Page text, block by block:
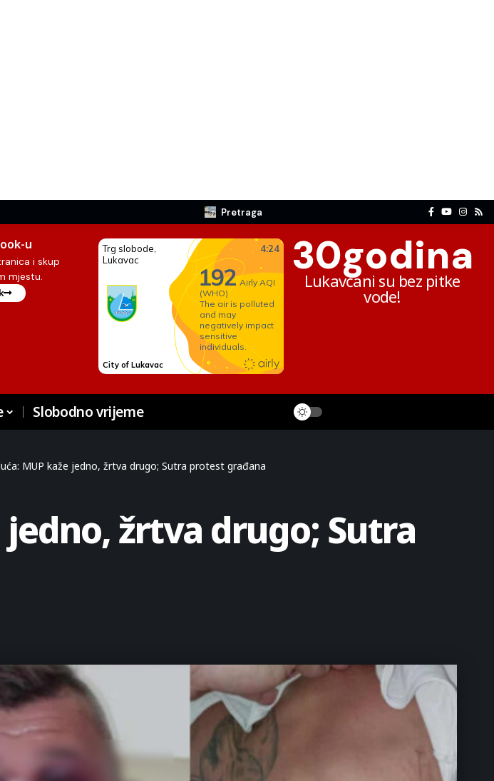
Pretraga
u
i skup
mjestu.
30godina
Lukavčani su bez pitke
vode!
Slobodno vrijeme
MUP kaže jedno, žrtva drugo; Sutra protest građana
jedno, žrtva drugo; Sutra